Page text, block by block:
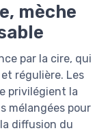
mèche
par la cire, qui
régulière. Les
privilégient la
mélangées pour
diffusion du